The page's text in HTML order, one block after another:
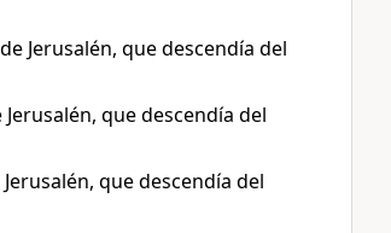
Jerusalén, que descendía del
que descendía del
que descendía del